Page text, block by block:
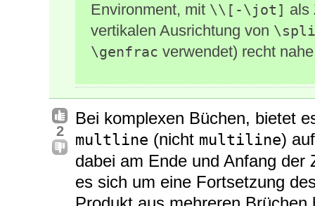
Environment, mit \\[-\jot] als
vertikalen Ausrichtung von
\genfrac verwendet) recht
2
Bei komplexen Büchen, bietet
multline (nicht multiline)
dabei am Ende und Anfang
es sich um eine Fortsetzung